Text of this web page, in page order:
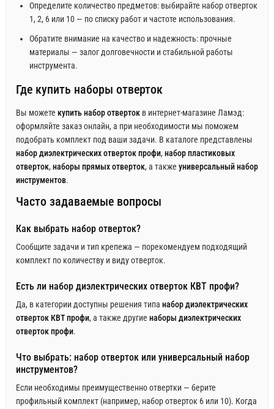
Определите количество предметов: выбирайте набор отверток
1, 2, 6 или 10 — по списку работ и частоте использования.
Обратите внимание на качество и надежность: прочные
материалы — залог долговечности и стабильной работы
инструмента.
Где купить наборы отверток
Вы можете купить набор отвертокв интернет-магазине Ламэд:
оформляйте заказ онлайн, а при необходимости мы поможем
подобрать комплект под ваши задачи. В каталоге представлены
набор диэлектрических отверток профи, набор пластиковых
отверток, наборы прямых отверток, а также универсальный набор
инструментов.
Часто задаваемые вопросы
Как выбрать набор отверток?
Сообщите задачи и тип крепежа — порекомендуем подходящий
комплект по количеству и виду отверток.
Есть ли набор диэлектрических отверток КВТ профи?
Да, в категории доступны решения типа набор диэлектрических
отверток КВТ профи, а также другие наборы диэлектрических
отверток профи.
Что выбрать: набор отверток или универсальный набор
инструментов?
Если необходимы преимущественно отвертки — берите
профильный комплект (например, набор отверток 6 или 10). Когда